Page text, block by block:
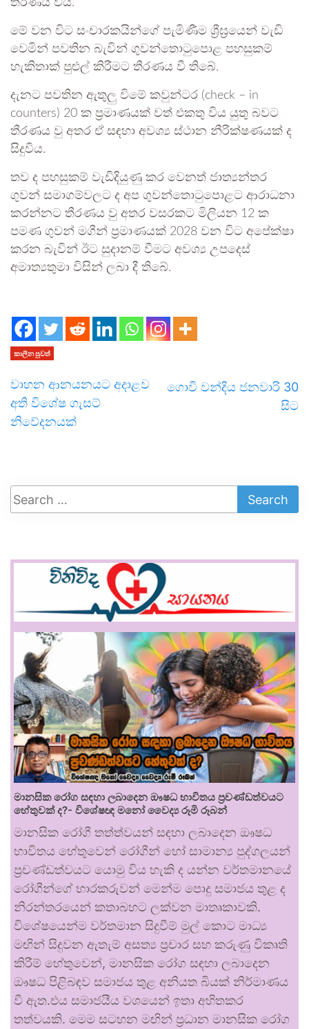
තීරණය විය.
මේ වන විට සංචාරකයින්ගේ පැමිණීම ශ්‍රීඝ්‍රයෙන් වැඩි
වෙමින් පවතින බැවින් ගුවන්තොටුපොළ පහසුකම්
හැකිතාක් පුළුල් කිරීමට තීරණය වී තිබේ.
දැනට පවතින ඇතුලු විමේ කවුන්ටර (check – in
counters) 20 ක ප්‍රමාණයක් වත් එකතු විය යුතු බවට
තීරණය වු අතර ඒ සඳහා අවශ්‍ය ස්ථාන නීරික්ෂණයක් ද
සිදුවිය.
තව ද පහසුකම් වැඩිදියුණු කර වෙනත් ජාත්‍යන්තර
ගුවන් සමාගම්වලට ද අප ගුවන්තොටුපොළට ආරාධනා
කරන්නට තීරණය වු අතර වසරකට මිලියන 12 ක
පමණ ගුවන් මගීන් ප්‍රමාණයක් 2028 වන විට අපේක්ෂා
කරන බැවින් ඊට සුදානම් වීමට අවශ්‍ය උපදෙස්
අමාත්‍යතුමා විසින් ලබා දී තිබේ.
කාලීන පුවත්
වාහන ආනයනයට අදාළව
අති විශේෂ ගැසට්
නිවේදනයක්
ගොවි වන්දිය ජනවාරි 30
සිට
මානසික රෝග සඳහා ලබාදෙන ඖෂධ භාවිතය ප්‍රචණ්ඩත්වයට
හේතුවක් ද?- විශේෂඥ මනෝ වෛද්‍ය රූමි රූබන්
මානසික රෝගී තත්ත්වයන් සඳහා ලබාදෙන ඖෂධ
භාවිතය හේතුවෙන් රෝගීන් හෝ සාමාන්‍ය පුද්ගලයන්
ප්‍රචණ්ඩත්වයට යොමු විය හැකි ද යන්න වර්තමානයේ
රෝගීන්ගේ භාරකරුවන් මෙන්ම පොදු සමාජය තුළ ද
නිරන්තරයෙන් කතාබහට ලක්වන මාතෘකාවකි.
විශේෂයෙන්ම වර්තමාන සිදුවීම් මුල් කොට මාධ්‍ය
මඟින් සිදුවන ඇතැම් අසත්‍ය ප්‍රචාර සහ කරුණු විකෘති
කිරීම් හේතුවෙන්, මානසික රෝග සඳහා ලබාදෙන
ඖෂධ පිළිබඳව සමාජය තුළ අනියත බියක් නිර්මාණය
වී ඇත.එය සමාජයීය වශයෙන් ඉතා අහිතකර
තත්වයකි. මෙම සටහන මඟින් ප්‍රධාන මානසික රෝග